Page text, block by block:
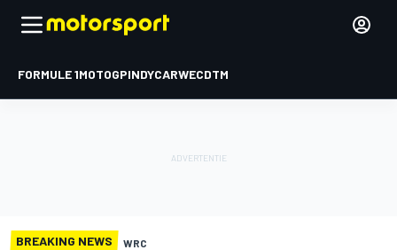
FORMULE 1MOTOGPINDYCARWECDTM
BREAKING NEWS WRC